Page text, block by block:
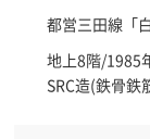
都営三田線「
地上8階/1985
SRC造(鉄骨鉄